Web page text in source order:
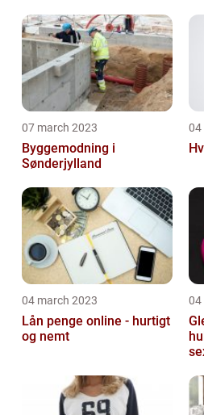
07 march 2023
Byggemodning i
Sønderjylland
04
04 march 2023
Lån penge online - hurtigt
og nemt
04